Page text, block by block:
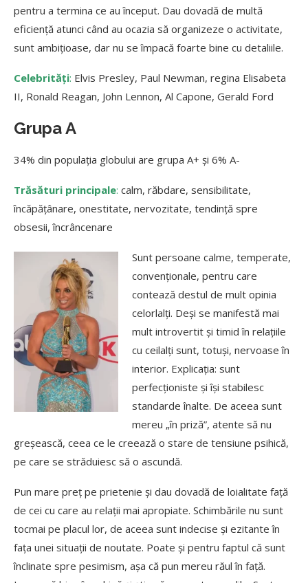
pentru a termina ce au început. Dau dovadă de multă
eficiență atunci când au ocazia să organizeze o activitate,
sunt ambițioase, dar nu se împacă foarte bine cu detaliile.
Celebrități: Elvis Presley, Paul Newman, regina Elisabeta
II, Ronald Reagan, John Lennon, Al Capone, Gerald Ford
Grupa A
34% din populația globului are grupa A+ și 6% A-
Trăsături principale: calm, răbdare, sensibilitate,
încăpățânare, onestitate, nervozitate, tendință spre
obsesii, încrâncenare
Sunt persoane calme, temperate,
convenționale, pentru care
contează destul de mult opinia
celorlalți. Deși se manifestă mai
mult introvertit și timid în relațiile
cu ceilalți sunt, totuși, nervoase în
interior. Explicația: sunt
perfecționiste și își stabilesc
standarde înalte. De aceea sunt
mereu „în priză”, atente să nu
greșească, ceea ce le creează o stare de tensiune psihică,
pe care se străduiesc să o ascundă.
Pun mare preț pe prietenie și dau dovadă de loialitate față
de cei cu care au relații mai apropiate. Schimbările nu sunt
tocmai pe placul lor, de aceea sunt indecise și ezitante în
fața unei situații de noutate. Poate și pentru faptul că sunt
înclinate spre pesimism, așa că pun mereu răul în față.